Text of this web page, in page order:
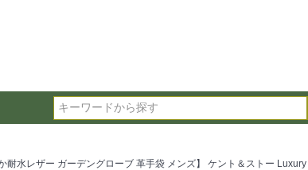
検索
選択した項目全てに該当する品種のみ検索結
タイプ、カラー、ブランドなどは1つずつ選択
か耐水レザー ガーデングローブ 革手袋 メンズ】 ケント＆ストー